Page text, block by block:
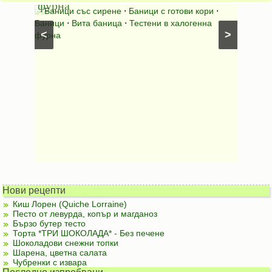
>
<
фурна
Баници със сирене ⋅ Баници с готови кори ⋅
Баници ⋅ Вита баница ⋅ Тестени в халогенна
фурна
Нови рецепти
Киш Лорен (Quiche Lorraine)
Песто от левурда, копър и магданоз
Бързо бутер тесто
Торта *ТРИ ШОКОЛАДА* - Без печене
Шоколадови снежни топки
Шарена, цветна салата
Чубренки с извара